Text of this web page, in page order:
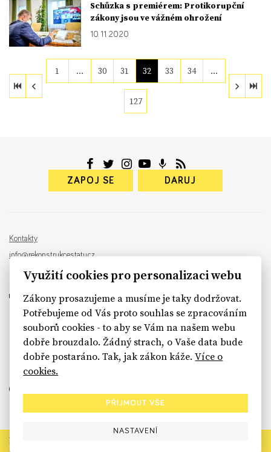
Schůzka s premiérem: Protikorupční
zákony jsou ve vážném ohrožení
10. 11. 2020
1 … 30 31 32 33 34 …
127
ZAPOJ SE DARUJ
Kontakty
info@rekonstrukcestatu.cz
Návrh a vývoj: Sinfin , ilustrace:
sinfin.digital
Rekonstrukce státu končí. Její členské organizace však dál
Využití cookies pro personalizaci webu
Zákony prosazujeme a musíme je taky dodržovat.
Potřebujeme od Vás proto souhlas se zpracováním
souborů cookies - to aby se Vám na našem webu
dobře brouzdalo. Žádný strach, o Vaše data bude
dobře postaráno. Tak, jak zákon káže.Více o
cookies.
PŘIJMOUT VŠE
NASTAVENÍ